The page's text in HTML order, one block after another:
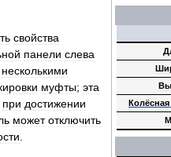
Колёсная
свойства
панели слева
несколькими
муфты; эта
при достижении
может отключить